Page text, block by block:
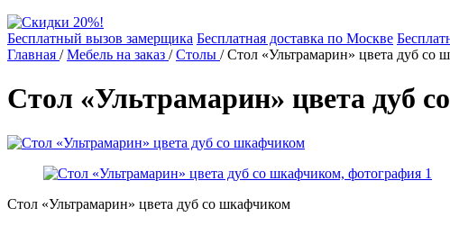
Бесплатный вызов замерщика Бесплатная доставка по Москве
Главная /Мебель на заказ /Столы /Стол «Ультрамарин» цвета дуб со
Стол «Ультрамарин» цвета дуб
Стол «Ультрамарин» цвета дуб со шкафчиком